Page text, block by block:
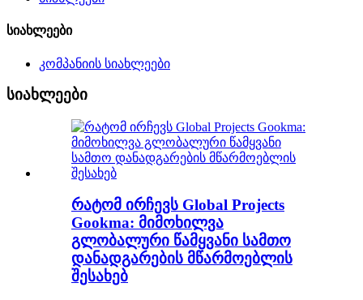
სიახლეები
კომპანიის სიახლეები
სიახლეები
რატომ ირჩევს Global Projects
Gookma: მიმოხილვა
გლობალური წამყვანი სამთო
დანადგარების მწარმოებლის
შესახებ